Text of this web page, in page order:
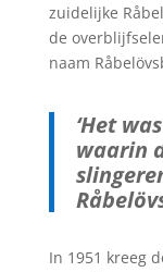
zuidelijke
de
naam
‘Het
waarin
In 1951 kreeg